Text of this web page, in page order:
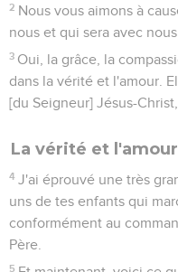
2 Nous vous aimons à
nous et qui sera avec
3 Oui, la grâce, la
dans la vérité et l'amour.
[du Seigneur] Jésus-
La vérité et l'amour
4 J'ai éprouvé une très
uns de tes enfants qui
conformément au
Père.
5